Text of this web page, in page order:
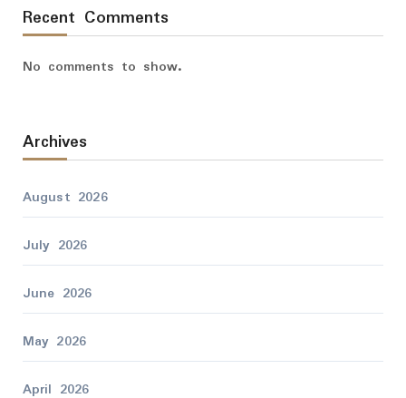
Recent Comments
No comments to show.
Archives
August 2026
July 2026
June 2026
May 2026
April 2026